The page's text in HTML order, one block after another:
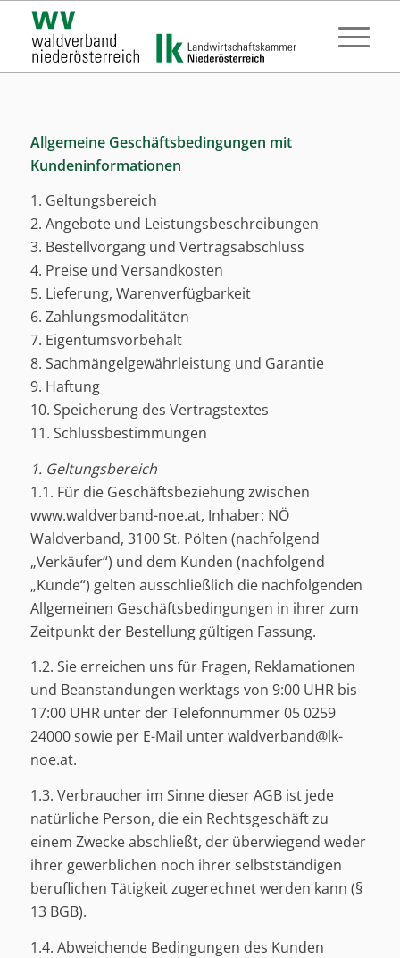
Allgemeine Geschäftsbedingungen mit
Kundeninformationen
1. Geltungsbereich
2. Angebote und Leistungsbeschreibungen
3. Bestellvorgang und Vertragsabschluss
4. Preise und Versandkosten
5. Lieferung, Warenverfügbarkeit
6. Zahlungsmodalitäten
7. Eigentumsvorbehalt
8. Sachmängelgewährleistung und Garantie
9. Haftung
10. Speicherung des Vertragstextes
11. Schlussbestimmungen
1. Geltungsbereich
1.1. Für die Geschäftsbeziehung zwischen
www.waldverband-noe.at, Inhaber: NÖ
Waldverband, 3100 St. Pölten (nachfolgend
„Verkäufer“) und dem Kunden (nachfolgend
„Kunde“) gelten ausschließlich die nachfolgenden
Allgemeinen Geschäftsbedingungen in ihrer zum
Zeitpunkt der Bestellung gültigen Fassung.
1.2. Sie erreichen uns für Fragen, Reklamationen
und Beanstandungen werktags von 9:00 UHR bis
17:00 UHR unter der Telefonnummer 05 0259
24000 sowie per E-Mail unter waldverband@lk-
noe.at.
1.3. Verbraucher im Sinne dieser AGB ist jede
natürliche Person, die ein Rechtsgeschäft zu
einem Zwecke abschließt, der überwiegend weder
ihrer gewerblichen noch ihrer selbstständigen
beruflichen Tätigkeit zugerechnet werden kann (§
13 BGB).
1.4. Abweichende Bedingungen des Kunden